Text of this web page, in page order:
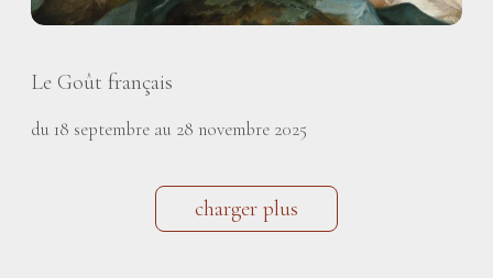
Le Goût français
du 18 septembre au 28 novembre 2025
charger plus